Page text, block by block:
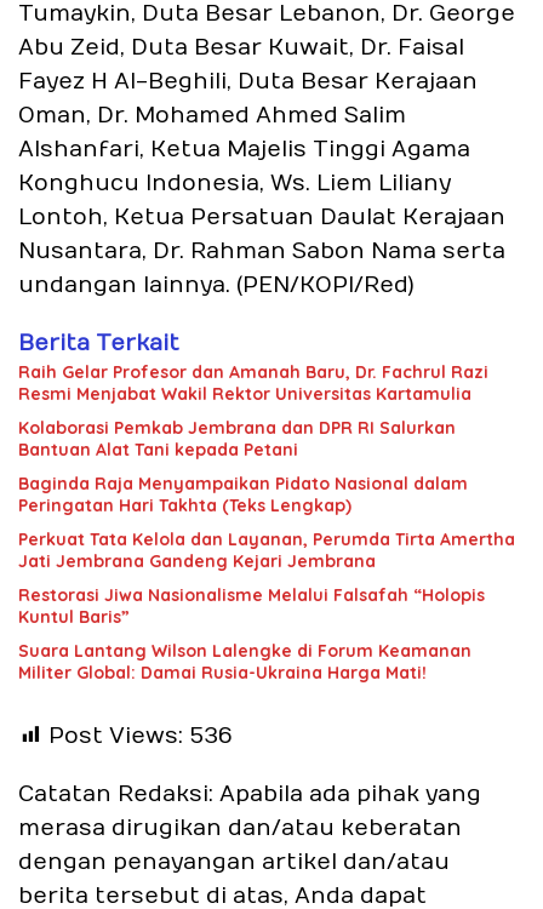
Tumaykin, Duta Besar Lebanon, Dr. George
Abu Zeid, Duta Besar Kuwait, Dr. Faisal
Fayez H Al-Beghili, Duta Besar Kerajaan
Oman, Dr. Mohamed Ahmed Salim
Alshanfari, Ketua Majelis Tinggi Agama
Konghucu Indonesia, Ws. Liem Liliany
Lontoh, Ketua Persatuan Daulat Kerajaan
Nusantara, Dr. Rahman Sabon Nama serta
undangan lainnya. (PEN/KOPI/Red)
Berita Terkait
Raih Gelar Profesor dan Amanah Baru, Dr. Fachrul Razi
Resmi Menjabat Wakil Rektor Universitas Kartamulia
Kolaborasi Pemkab Jembrana dan DPR RI Salurkan
Bantuan Alat Tani kepada Petani
Baginda Raja Menyampaikan Pidato Nasional dalam
Peringatan Hari Takhta (Teks Lengkap)
Perkuat Tata Kelola dan Layanan, Perumda Tirta Amertha
Jati Jembrana Gandeng Kejari Jembrana
Restorasi Jiwa Nasionalisme Melalui Falsafah “Holopis
Kuntul Baris”
Suara Lantang Wilson Lalengke di Forum Keamanan
Militer Global: Damai Rusia-Ukraina Harga Mati!
Post Views: 536
Catatan Redaksi: Apabila ada pihak yang
merasa dirugikan dan/atau keberatan
dengan penayangan artikel dan/atau
berita tersebut di atas, Anda dapat